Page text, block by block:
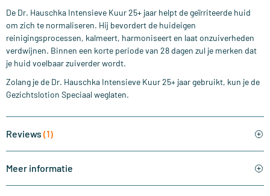
De Dr. Hauschka Intensieve Kuur 25+ jaar helpt de geïrriteerde huid
om zich te normaliseren. Hij bevordert de huideigen
reinigingsprocessen, kalmeert, harmoniseert en laat onzuiverheden
verdwijnen. Binnen een korte periode van 28 dagen zul je merken dat
je huid voelbaar zuiverder wordt.
Zolang je de Dr. Hauschka Intensieve Kuur 25+ jaar gebruikt, kun je de
Gezichtslotion Speciaal weglaten.
Reviews (1)
Meer informatie